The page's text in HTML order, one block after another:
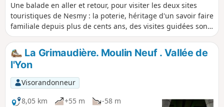
Une balade en aller et retour, pour visiter les deux sites
touristiques de Nesmy : la poterie, héritage d'un savoir faire
familiale depuis plus de cents ans, des visites guidées sont
organisées pendant les vacances scolaires et le moulin de
Rambourg, le dernier moulin à eau encore intacte de la
Vallée de L'Yon, magnifique univers mécanique digne de
Jules Verne, le moulin se visite tous les étés et lors
d'événements. Il est aussi possible de visiter les jardins du
château de Nesmy l'été. Pour les visites, voir les
informations pratiques : OT la Roche-sur-Yon
La Grimaudière. Moulin Neuf . Vallée de
l'Yon
Visorandonneur
8,05 km
+55 m
-58 m